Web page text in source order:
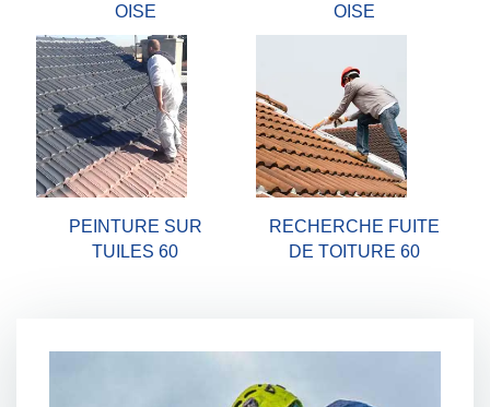
OISE
OISE
PEINTURE SUR
TUILES 60
RECHERCHE FUITE
DE TOITURE 60